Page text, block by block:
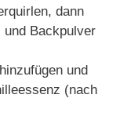
dann
Backpulver
und
(nach